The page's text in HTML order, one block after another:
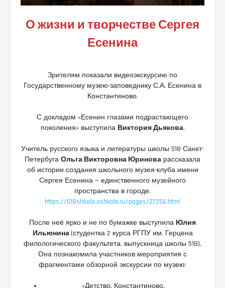
О жизни и творчестве Сергея
Есенина
Зрителям показали видеоэкскурсию по
Государственному музею-заповеднику С.А. Есенина в
Константиново.
С докладом «Есенин глазами подрастающего
поколения» выступила Виктория Дьякова.
Учитель русского языка и литературы школы 518 Санкт-
Петербуга Ольга Викторовна Юринова рассказала
об истории создания школьного музея-клуба имени
Сергея Есенина — единственного музейного
пространства в городе.
https://518shkola.oshkole.ru/pages/27256.html
После неё ярко и не по бумажке выступила Юлия
Ильюнина (студентка 2 курса РГПУ им. Герцена
филологического факультета, выпускница школы 518).
Она познакомила участников мероприятия с
фрагментами обзорной экскурсии по музею:
«Детство. Константиново.